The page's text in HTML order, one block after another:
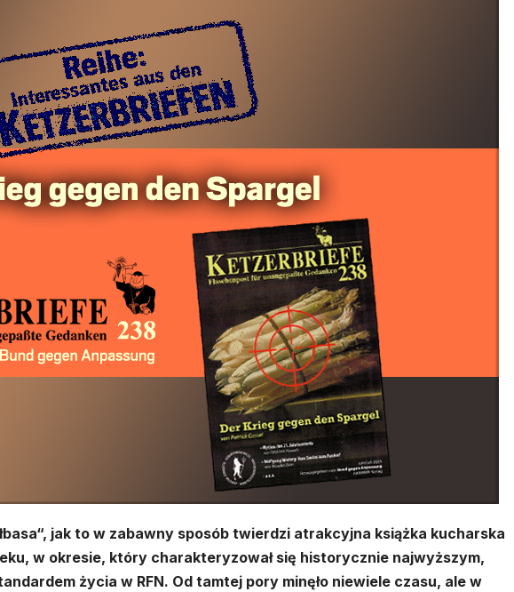
jak to w zabawny sposób twierdzi atrakcyjna książka kucharska
w okresie, który charakteryzował się historycznie najwyższym,
życia w RFN. Od tamtej pory minęło niewiele czasu, ale w